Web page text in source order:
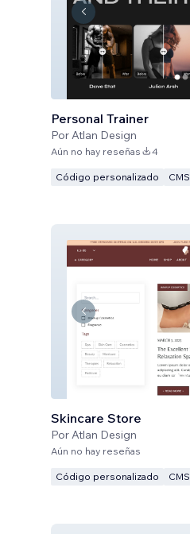
Personal Trainer
PorAtlan Design
Aún no hay reseñas 4
Código personalizado CMS
Skincare Store
PorAtlan Design
Aún no hay reseñas
Código personalizado CMS